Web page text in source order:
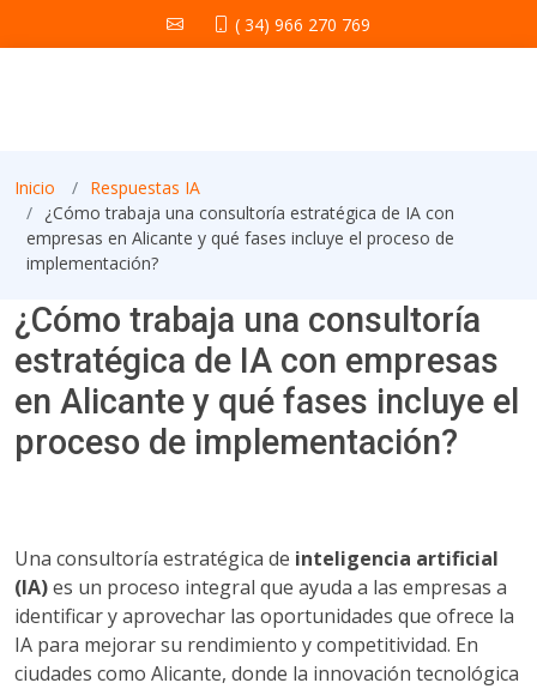
( 34) 966 270 769
Inicio
Respuestas IA
¿Cómo trabaja una consultoría estratégica de IA con
empresas en Alicante y qué fases incluye el proceso de
implementación?
¿Cómo trabaja una consultoría
estratégica de IA con empresas
en Alicante y qué fases incluye el
proceso de implementación?
Una consultoría estratégica de inteligencia artificial
(IA)es un proceso integral que ayuda a las empresas a
identificar y aprovechar las oportunidades que ofrece la
IA para mejorar su rendimiento y competitividad. En
ciudades como Alicante, donde la innovación tecnológica